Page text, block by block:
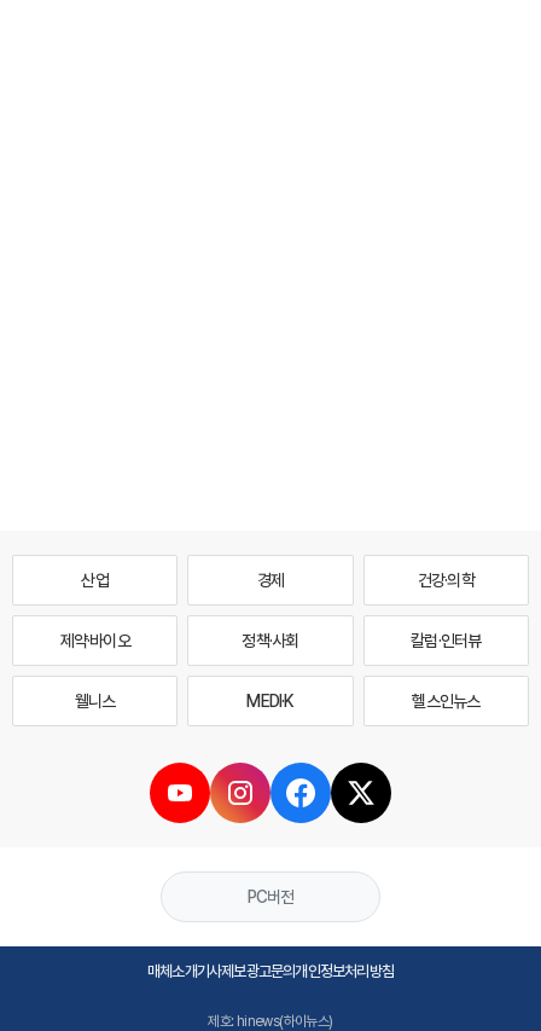
산업 경제 건강·의학
제약·바이오 정책·사회 칼럼·인터뷰
웰니스 MEDI·K 헬스인뉴스
PC버전
매체소개기사제보광고문의개인정보처리방침
제호: hinews(하이뉴스)